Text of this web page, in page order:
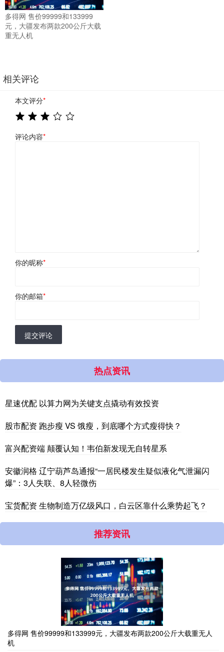
多得网 售价99999和133999
元，大疆发布两款200公斤大载
重无人机
相关评论
本文评分*
评论内容*
你的昵称*
你的邮箱*
提交评论
热点资讯
星速优配 以算力网为关键支点撬动有效投资
股市配资 跑步瘦 VS 饿瘦，到底哪个方式瘦得快？
富兴配资端 颠覆认知！韦伯新发现无自转星系
安徽润格 辽宁葫芦岛通报“一居民楼发生疑似液化气泄漏闪
爆”：3人失联、8人轻微伤
宝货配资 生物制造万亿级风口，白云区靠什么乘势起飞？
推荐资讯
多得网 售价99999和133999元，大疆发布两款200公斤大载重无人
机